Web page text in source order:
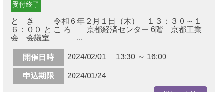
受付終了
と き 令和６年２月１日（木） １３：３０～１
６：００ と こ ろ 京都経済センター 6階 京都工業
会 会議室 ...
開催日時 2024/02/01 13:30 ～ 16:00
申込期限 2024/01/24